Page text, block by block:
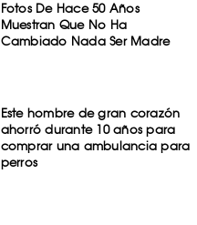
Fotos De Hace 50 Años
Muestran Que No Ha
Cambiado Nada Ser Madre
Este hombre de gran corazón
ahorró durante 10 años para
comprar una ambulancia para
perros